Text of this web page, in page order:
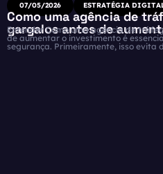
07/05/2026 ESTRATÉGIA
Como uma agência de
gargalos antes de
Entender Como uma agência de
de aumentar o investimento é
segurança. Primeiramente, isso evita